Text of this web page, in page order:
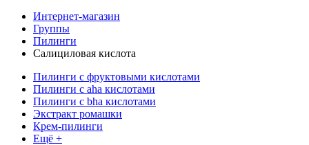
Интернет-магазин
Группы
Пилинги
Салициловая кислота
Пилинги с фруктовыми кислотами
Пилинги с aha кислотами
Пилинги с bha кислотами
Экстракт ромашки
Крем-пилинги
Ещё +